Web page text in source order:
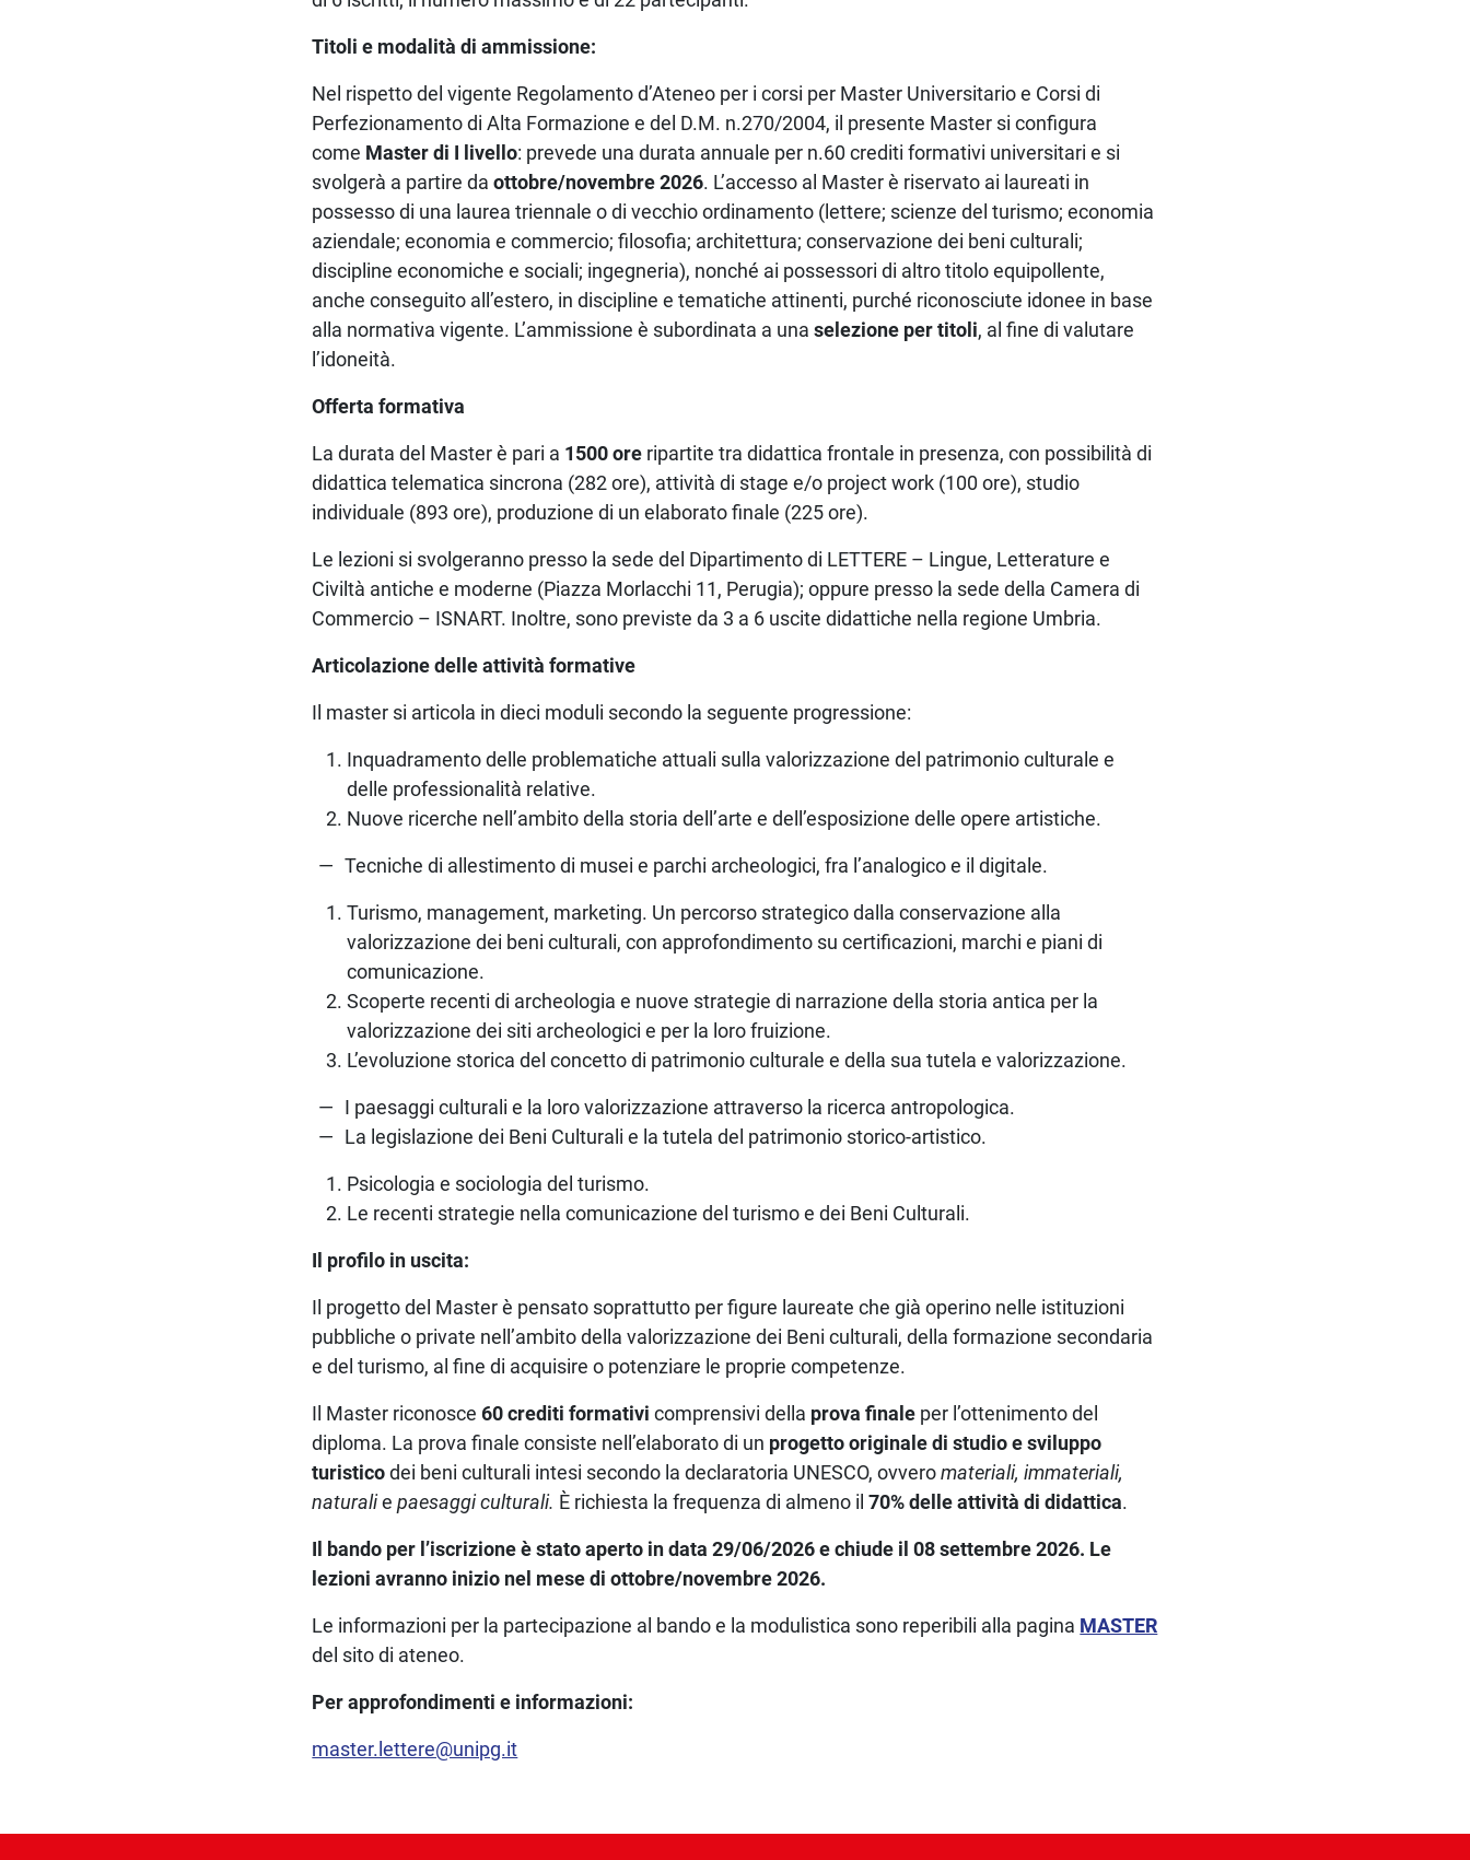
Titoli e modalità di ammissione:
Nel rispetto del vigente Regolamento d’Ateneo per i corsi per Master Universitario e Corsi di
Perfezionamento di Alta Formazione e del D.M. n.270/2004, il presente Master si configura
come Master di I livello: prevede una durata annuale per n.60 crediti formativi universitari e si
svolgerà a partire daottobre/novembre 2026. L’accesso al Master è riservato ai laureati in
possesso di una laurea triennale o di vecchio ordinamento (lettere; scienze del turismo; economia
aziendale; economia e commercio; filosofia; architettura; conservazione dei beni culturali;
discipline economiche e sociali; ingegneria), nonché ai possessori di altro titolo equipollente,
anche conseguito all’estero, in discipline e tematiche attinenti, purché riconosciute idonee in base
alla normativa vigente. L’ammissione è subordinata a unaselezione per titoli, al fine di valutare
l’idoneità.
Offerta formativa
La durata del Master è pari a 1500 ore ripartite tra didattica frontale in presenza, con possibilità di
didattica telematica sincrona (282 ore), attività di stage e/o project work (100 ore), studio
individuale (893 ore), produzione di un elaborato finale (225 ore).
Le lezioni si svolgeranno presso la sede del Dipartimento di LETTERE – Lingue, Letterature e
Civiltà antiche e moderne (Piazza Morlacchi 11, Perugia); oppure presso la sede della Camera di
Commercio – ISNART. Inoltre, sono previste da 3 a 6 uscite didattiche nella regione Umbria.
Articolazione delle attività formative
Il master si articola in dieci moduli secondo la seguente progressione:
Inquadramento delle problematiche attuali sulla valorizzazione del patrimonio culturale e
delle professionalità relative.
Nuove ricerche nell’ambito della storia dell’arte e dell’esposizione delle opere artistiche.
Tecniche di allestimento di musei e parchi archeologici, fra l’analogico e il digitale.
Turismo, management, marketing. Un percorso strategico dalla conservazione alla
valorizzazione dei beni culturali, con approfondimento su certificazioni, marchi e piani di
comunicazione.
Scoperte recenti di archeologia e nuove strategie di narrazione della storia antica per la
valorizzazione dei siti archeologici e per la loro fruizione.
L’evoluzione storica del concetto di patrimonio culturale e della sua tutela e valorizzazione.
I paesaggi culturali e la loro valorizzazione attraverso la ricerca antropologica.
La legislazione dei Beni Culturali e la tutela del patrimonio storico-artistico.
Psicologia e sociologia del turismo.
Le recenti strategie nella comunicazione del turismo e dei Beni Culturali.
Il profilo in uscita:
Il progetto del Master è pensato soprattutto per figure laureate che già operino nelle istituzioni
pubbliche o private nell’ambito della valorizzazione dei Beni culturali, della formazione secondaria
e del turismo, al fine di acquisire o potenziare le proprie competenze.
Il Master riconosce60 crediti formativi comprensivi della prova finale per l’ottenimento del
diploma. La prova finale consiste nell’elaborato di un progetto originale di studio e sviluppo
turisticodei beni culturali intesi secondo la declaratoria UNESCO, ovveromateriali, immateriali,
naturaliepaesaggi culturali. È richiesta la frequenza di almeno il70% delle attività di didattica.
Il bando per l’iscrizione è stato aperto in data 29/06/2026 e chiude il 08 settembre 2026. Le
lezioni avranno inizio nel mese di ottobre/novembre 2026.
Le informazioni per la partecipazione al bando e la modulistica sono reperibili alla pagina MASTER
del sito di ateneo.
Per approfondimenti e informazioni:
master.lettere@unipg.it